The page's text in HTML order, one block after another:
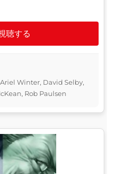
聴する
Winter, David Selby,
Rob Paulsen